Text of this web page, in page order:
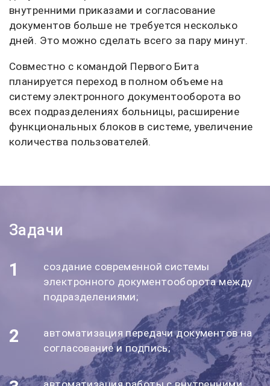
внутренними приказами и согласование
документов больше не требуется несколько
дней. Это можно сделать всего за пару минут.
Совместно с командой Первого Бита
планируется переход в полном объеме на
систему электронного документооборота во
всех подразделениях больницы, расширение
функциональных блоков в системе, увеличение
количества пользователей.
Задачи
1
создание современной системы
электронного документооборота между
подразделениями;
2
автоматизация передачи документов на
согласование и подпись;